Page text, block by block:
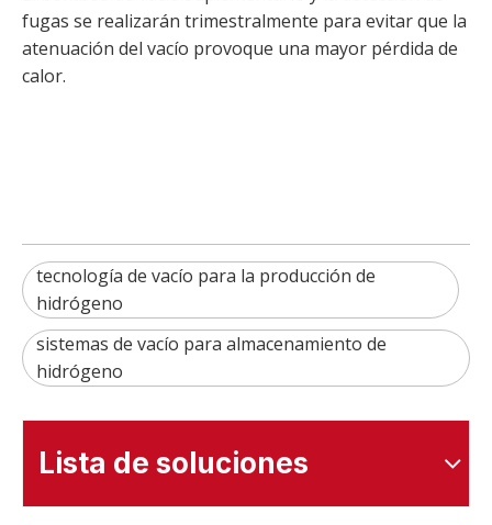
fugas se realizarán trimestralmente para evitar que la
atenuación del vacío provoque una mayor pérdida de
calor.
tecnología de vacío para la producción de
hidrógeno
sistemas de vacío para almacenamiento de
hidrógeno
Lista de soluciones